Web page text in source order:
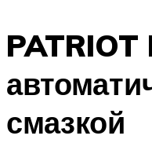
PATRIOT
смазкой